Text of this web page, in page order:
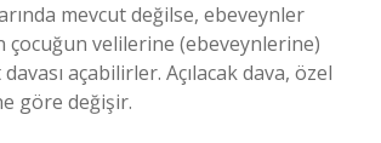
mevcut değilse, ebeveynler
çocuğun velilerine (ebeveynlerine)
açabilirler. Açılacak dava, özel
göre değişir.